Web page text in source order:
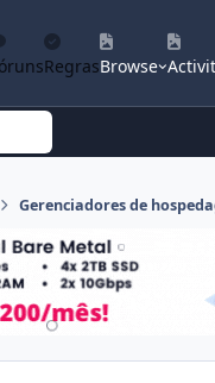
RegrasBrowse
Gerenciadores de